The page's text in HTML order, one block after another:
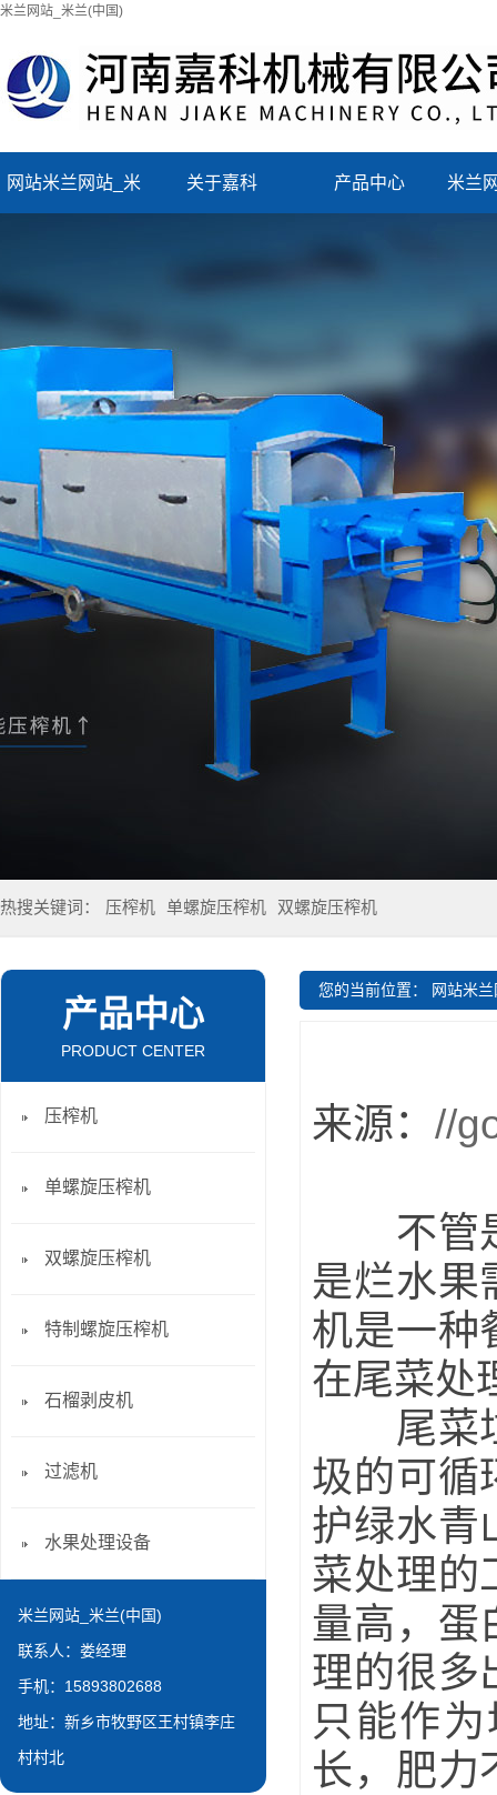
米兰网站_米兰(中国)
网站米兰网站_米 关于嘉科 产品中心 米兰
热搜关键词： 压榨机 单螺旋压榨机 双螺旋压榨机
您的当前位置： 网站米
来源： //
不管是
是烂水果
机是一种
在尾菜处
尾菜垃
圾的可循
护绿水青
菜处理的
量高，蛋
理的很多
只能作
长，肥力
产品中心
PRODUCT CENTER
压榨机
单螺旋压榨机
双螺旋压榨机
特制螺旋压榨机
石榴剥皮机
过滤机
水果处理设备
米兰网站_米兰(中国)
联系人：娄经理
手机：15893802688
地址：新乡市牧野区王村镇李庄
村村北